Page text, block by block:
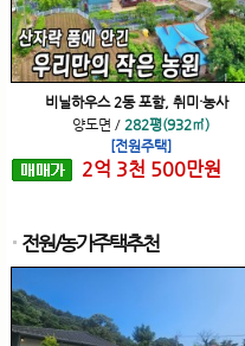
비닐하우스 2동 포함, 취미·농사
양도면 / 282평(932㎡)
[전원주택]
2억 3천 500만원
전원/농가주택추천